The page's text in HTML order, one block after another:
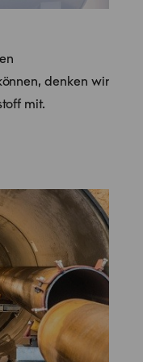
denken wir
mit.